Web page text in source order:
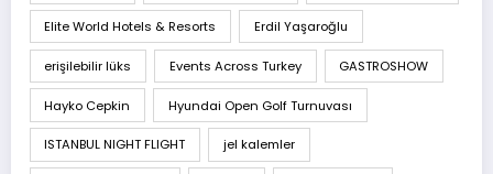
Elite World Hotels & Resorts Erdil Yaşaroğlu
erişilebilir lüks Events Across Turkey GASTROSHOW
Hayko Cepkin Hyundai Open Golf Turnuvası
ISTANBUL NIGHT FLIGHT jel kalemler